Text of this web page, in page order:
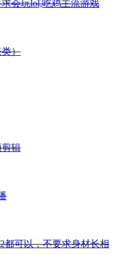
会玩lol,吃鸡主流游戏
）
辑
都可以，不要求身材长相